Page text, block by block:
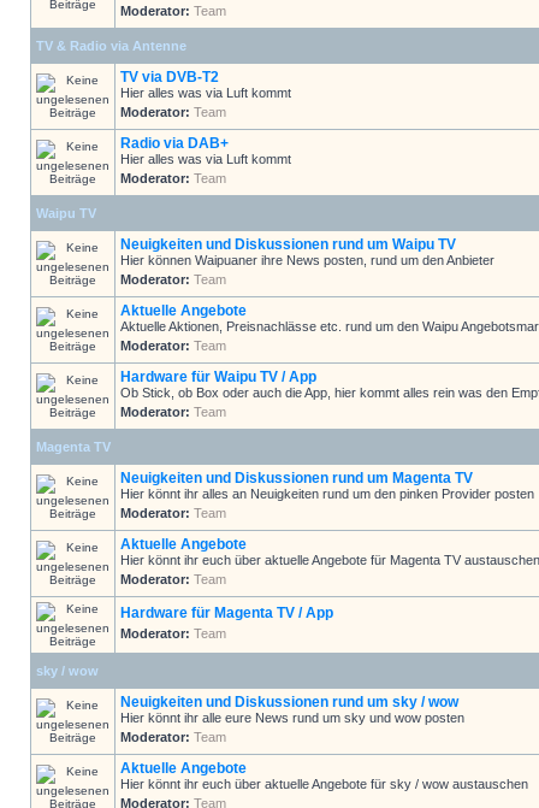
Moderator: Team
TV & Radio via Antenne
TV via DVB-T2
Hier alles was via Luft kommt
Moderator: Team
Radio via DAB+
Hier alles was via Luft kommt
Moderator: Team
Waipu TV
Neuigkeiten und Diskussionen rund um Waipu TV
Hier können Waipuaner ihre News posten, rund um den Anbieter
Moderator: Team
Aktuelle Angebote
Aktuelle Aktionen, Preisnachlässe etc. rund um den Waipu
Moderator: Team
Hardware für Waipu TV / App
Ob Stick, ob Box oder auch die App, hier kommt alles rein was den
Moderator: Team
Magenta TV
Neuigkeiten und Diskussionen rund um Magenta TV
Hier könnt ihr alles an Neuigkeiten rund um den pinken Provider posten
Moderator: Team
Aktuelle Angebote
Hier könnt ihr euch über aktuelle Angebote für Magenta TV austauschen
Moderator: Team
Hardware für Magenta TV / App
Moderator: Team
sky / wow
Neuigkeiten und Diskussionen rund um sky / wow
Hier könnt ihr alle eure News rund um sky und wow posten
Moderator: Team
Aktuelle Angebote
Hier könnt ihr euch über aktuelle Angebote für sky / wow austauschen
Moderator: Team